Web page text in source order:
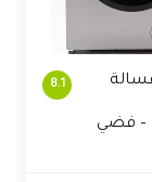
8.1
– فضي